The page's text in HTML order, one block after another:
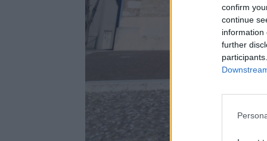
confirm
continue
information
further